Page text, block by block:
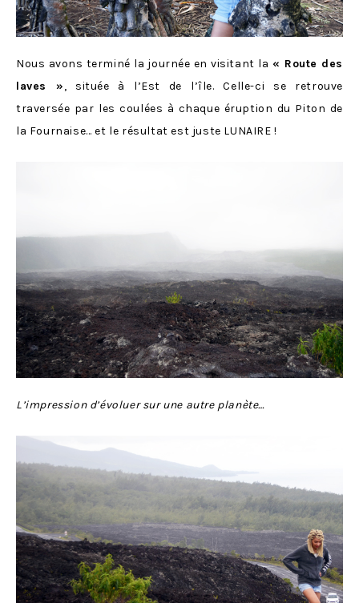
Nous avons terminé la journée en visitant la « Route des
laves », située à l’Est de l’île. Celle-ci se retrouve
traversée par les coulées à chaque éruption du Piton de
la Fournaise… et le résultat est juste LUNAIRE !
L’impression d’évoluer sur une autre planète…